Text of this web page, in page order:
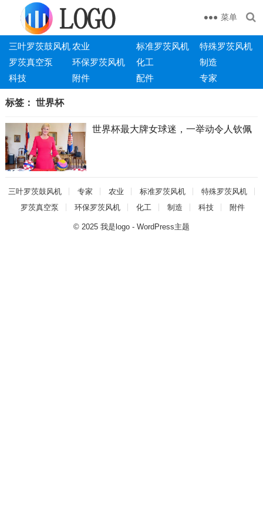
菜单
三叶罗茨鼓风机农业 标准罗茨风机
特殊罗茨风机
罗茨真空泵
环保罗茨风机 化工
制造
科技
附件 配件 专家
标签： 世界杯
世界杯最大牌女球迷，一举动令人钦佩
三叶罗茨鼓风机 专家 农业 标准罗茨风机
特殊罗茨风机
罗茨真空泵
环保罗茨风机 化工 制造 科技 附件
© 2025 我是logo- WordPress主题